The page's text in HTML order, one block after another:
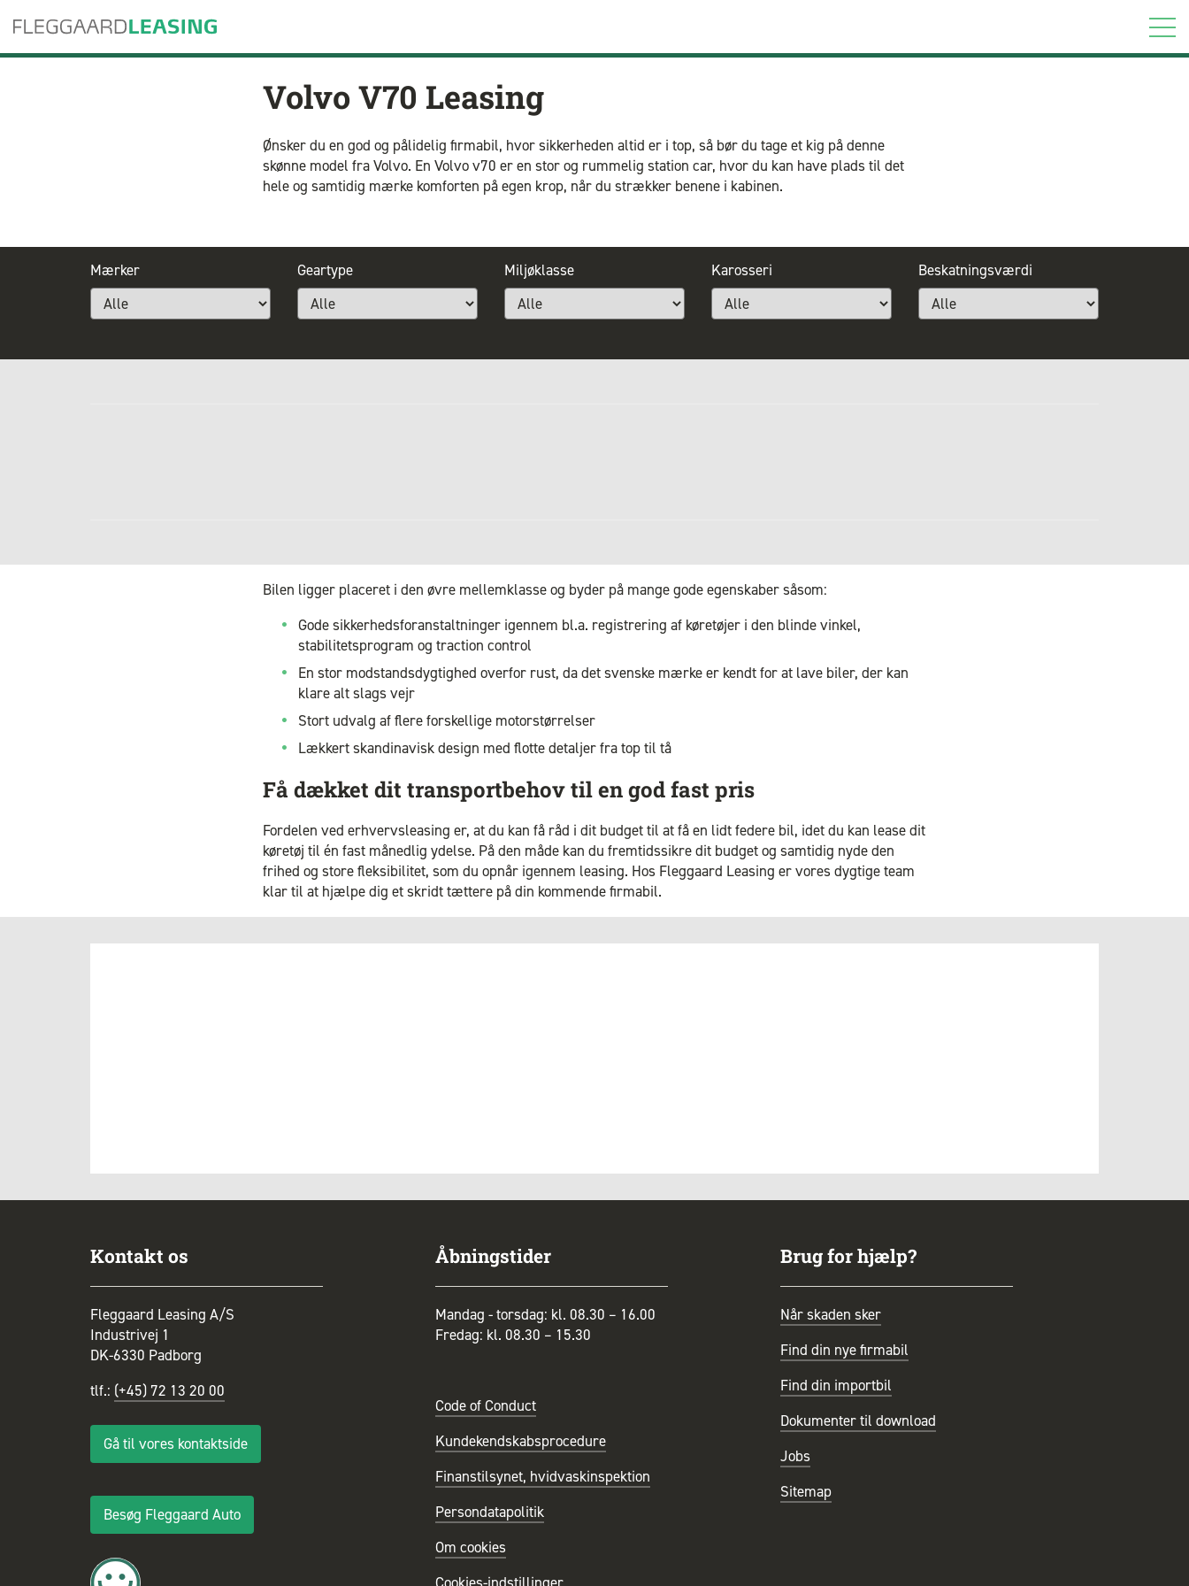
Volvo V70 Leasing
Ønsker du en god og pålidelig firmabil, hvor sikkerheden altid er i top, så bør du tage et kig på denne
skønne model fra Volvo. En Volvo v70 er en stor og rummelig station car, hvor du kan have plads til det
hele og samtidig mærke komforten på egen krop, når du strækker benene i kabinen.
Mærker Geartype Miljøklasse Karosseri Beskatningsværdi
Bilen ligger placeret i den øvre mellemklasse og byder på mange gode egenskaber såsom:
Gode sikkerhedsforanstaltninger igennem bl.a. registrering af køretøjer i den blinde vinkel,
stabilitetsprogram og traction control
En stor modstandsdygtighed overfor rust, da det svenske mærke er kendt for at lave biler, der kan
klare alt slags vejr
Stort udvalg af flere forskellige motorstørrelser
Lækkert skandinavisk design med flotte detaljer fra top til tå
Få dækket dit transportbehov til en god fast pris
Fordelen ved erhvervsleasing er, at du kan få råd i dit budget til at få en lidt federe bil, idet du kan lease dit
køretøj til én fast månedlig ydelse. På den måde kan du fremtidssikre dit budget og samtidig nyde den
frihed og store fleksibilitet, som du opnår igennem leasing. Hos Fleggaard Leasing er vores dygtige team
klar til at hjælpe dig et skridt tættere på din kommende firmabil.
Kontakt os
Fleggaard Leasing A/S
Industrivej 1
DK-6330 Padborg
tlf.: (+45) 72 13 20 00
Gå til vores kontaktside
Besøg Fleggaard Auto
Åbningstider
Mandag - torsdag: kl. 08.30 – 16.00
Fredag: kl. 08.30 – 15.30
Code of Conduct
Kundekendskabsprocedure
Finanstilsynet, hvidvaskinspektion
Persondatapolitik
Om cookies
Brug for hjælp?
Når skaden sker
Find din nye firmabil
Find din importbil
Dokumenter til download
Jobs
Sitemap